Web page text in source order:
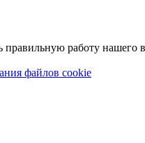
работу нашего
файлов cookie